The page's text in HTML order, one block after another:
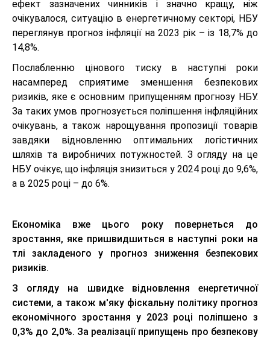
ефект зазначених чинників і значно кращу, ніж
очікувалося, ситуацію в енергетичному секторі, НБУ
переглянув прогноз інфляції на 2023 рік – із 18,7% до
14,8%.
Послабленню цінового тиску в наступні роки
насамперед сприятиме зменшення безпекових
ризиків, яке є основним припущенням прогнозу НБУ.
За таких умов прогнозується поліпшення інфляційних
очікувань, а також нарощування пропозиції товарів
завдяки відновленню оптимальних логістичних
шляхів та виробничих потужностей. З огляду на це
НБУ очікує, що інфляція знизиться у 2024 році до 9,6%,
а в 2025 році – до 6%.
Економіка вже цього року повернеться до
зростання, яке пришвидшиться в наступні роки на
тлі закладеного у прогноз зниження безпекових
ризиків.
З огляду на швидке відновлення енергетичної
системи, а також м'яку фіскальну політику прогноз
економічного зростання у 2023 році поліпшено з
0,3% до 2,0%. За реалізації припущень про безпекову